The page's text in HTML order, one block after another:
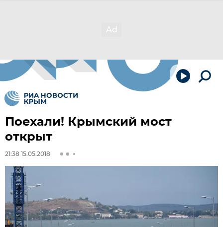
Поехали! Крымский мост
открыт
21:38 15.05.2018